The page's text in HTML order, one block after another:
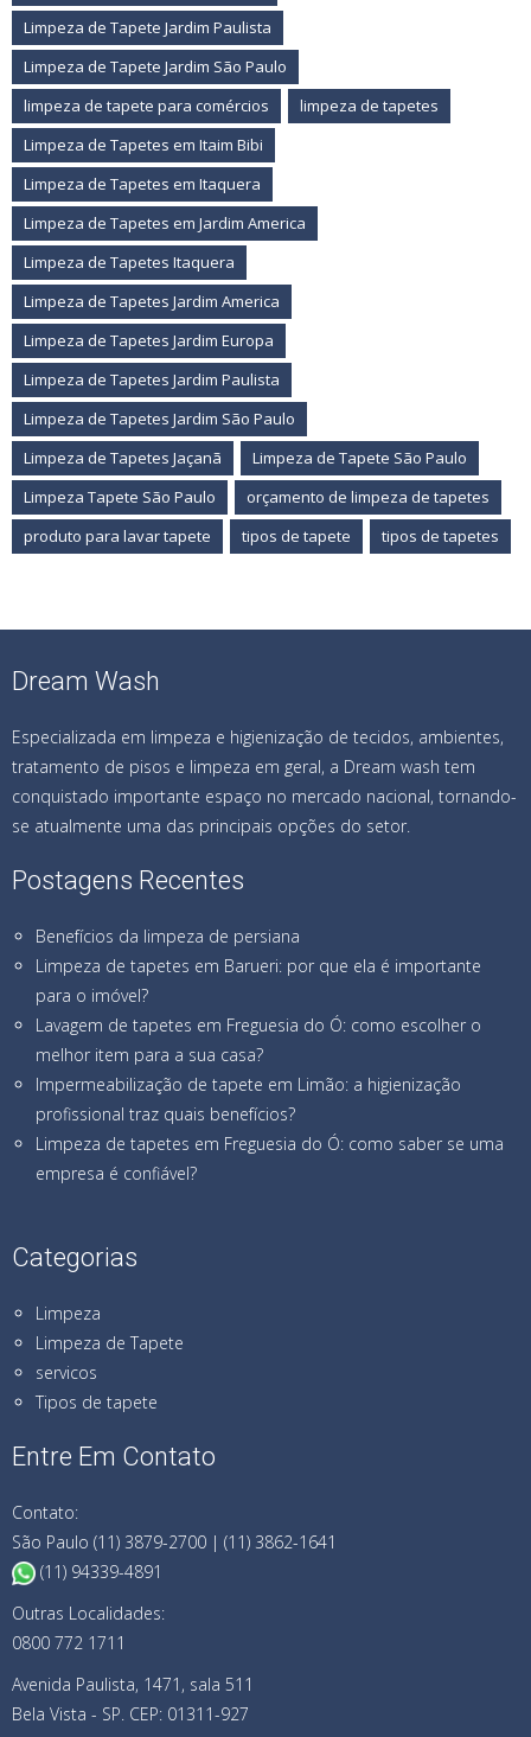
Limpeza de Tapete Jardim Paulista
Limpeza de Tapete Jardim São Paulo
limpeza de tapete para comércios
limpeza de tapetes
Limpeza de Tapetes em Itaim Bibi
Limpeza de Tapetes em Itaquera
Limpeza de Tapetes em Jardim America
Limpeza de Tapetes Itaquera
Limpeza de Tapetes Jardim America
Limpeza de Tapetes Jardim Europa
Limpeza de Tapetes Jardim Paulista
Limpeza de Tapetes Jardim São Paulo
Limpeza de Tapetes Jaçanã
Limpeza de Tapete São Paulo
Limpeza Tapete São Paulo
orçamento de limpeza de tapetes
produto para lavar tapete
tipos de tapete tipos de tapetes
Dream Wash
Especializada em limpeza e higienização de tecidos, ambientes,
tratamento de pisos e limpeza em geral, a Dream wash tem
conquistado importante espaço no mercado nacional, tornando-
se atualmente uma das principais opções do setor.
Postagens Recentes
Benefícios da limpeza de persiana
Limpeza de tapetes em Barueri: por que ela é importante
para o imóvel?
Lavagem de tapetes em Freguesia do Ó: como escolher o
melhor item para a sua casa?
Impermeabilização de tapete em Limão: a higienização
profissional traz quais benefícios?
Limpeza de tapetes em Freguesia do Ó: como saber se uma
empresa é confiável?
Categorias
Limpeza
Limpeza de Tapete
servicos
Tipos de tapete
Entre Em Contato
Contato:
São Paulo (11) 3879-2700 | (11) 3862-1641
(11) 94339-4891
Outras Localidades:
0800 772 1711
Avenida Paulista, 1471, sala 511
Bela Vista - SP. CEP: 01311-927